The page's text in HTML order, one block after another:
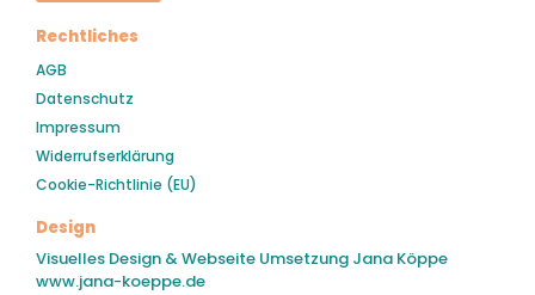
Rechtliches
AGB
Datenschutz
Impressum
Widerrufserklärung
Cookie-Richtlinie (EU)
Design
Visuelles Design & Webseite Umsetzung Jana Köppe
www.jana-koeppe.de